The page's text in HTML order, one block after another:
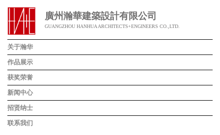
廣州瀚華建築設計有限公司
GUANGZHOU HANHUA ARCHITECTS+ENGINEERS CO.,LTD.
关于瀚华
作品展示
获奖荣誉
新闻中心
招贤纳士
联系我们